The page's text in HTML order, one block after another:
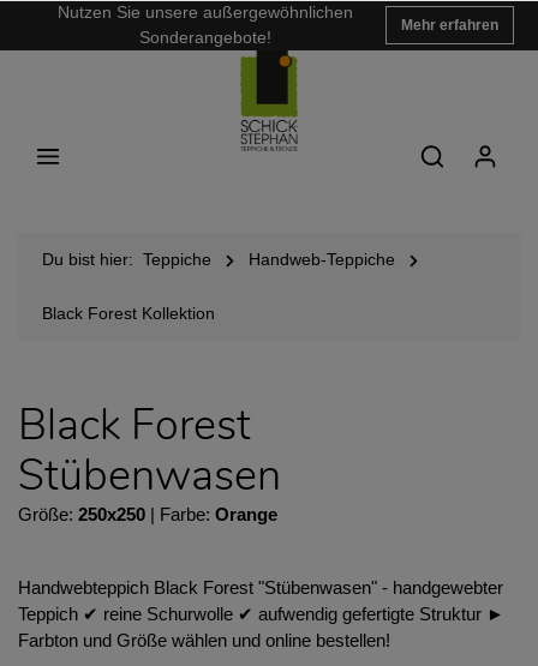
Nutzen Sie unsere außergewöhnlichen
Sonderangebote!
Mehr erfahren
Du bist hier: Teppiche Handweb-Teppiche
Black Forest Kollektion
Black Forest
Stübenwasen
Größe: 250x250 | Farbe: Orange
Handwebteppich Black Forest "Stübenwasen" - handgewebter
Teppich ✔︎ reine Schurwolle ✔︎ aufwendig gefertigte Struktur ►
Farbton und Größe wählen und online bestellen!